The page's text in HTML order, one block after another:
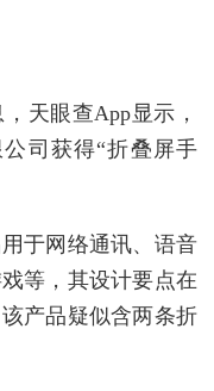
天眼查App显示，
司获得“折叠屏手
于网络通讯、语音
等，其设计要点在
产品疑似含两条折